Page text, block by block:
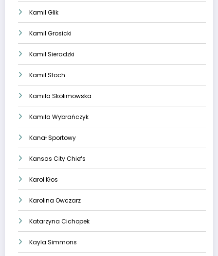
Kamil Glik
Kamil Grosicki
Kamil Sieradzki
Kamil Stoch
Kamila Skolimowska
Kamila Wybrańczyk
Kanał Sportowy
Kansas City Chiefs
Karol Kłos
Karolina Owczarz
Katarzyna Cichopek
Kayla Simmons